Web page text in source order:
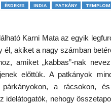
ÉRDEKES INDIA PATKÁNY TEMPLOM
Karni Mata az egyik
él, akiket a nagy számban
amiket „kabbas”-nak
előttük. A patkányok
a rácsokon,
idelátogatók, nehogy